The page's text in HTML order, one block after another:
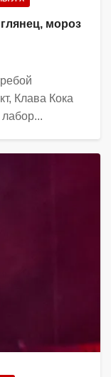
мороз
Клава Кока